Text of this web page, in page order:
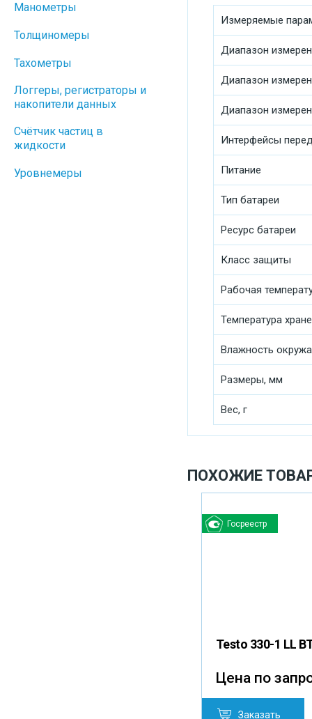
Измеряемые
Диапазон
Диапазон
Диапазон
Интерфейсы
Питание
Тип батареи
Ресурс батареи
Класс защиты
Рабочая
Температура
Влажность
Размеры, мм
Вес, г
ПОХОЖИЕ
Госреестр
Testo 330-1 LL
Цена по
Заказать
Манометры
Толщиномеры
Тахометры
Логгеры, регистраторы и
накопители данных
Cчётчик частиц в
жидкости
Уровнемеры